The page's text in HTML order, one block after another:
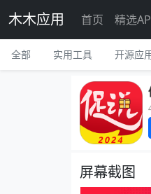
木木应用 首页 精选
全部 实用工具 开源应
屏幕截图